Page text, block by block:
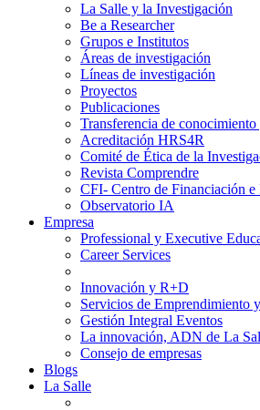
La Salle y la Investigación
Be a Researcher
Grupos e Institutos
Áreas de investigación
Líneas de investigación
Proyectos
Publicaciones
Transferencia de
Acreditación HRS4R
Comité de Ética de la
Revista Comprendre
CFI- Centro de Financiación e
Observatorio IA
Empresa
Professional y Executive
Career Services
Innovación y R+D
Servicios de Emprendimiento
Gestión Integral Eventos
La innovación, ADN de La
Consejo de empresas
Blogs
La Salle